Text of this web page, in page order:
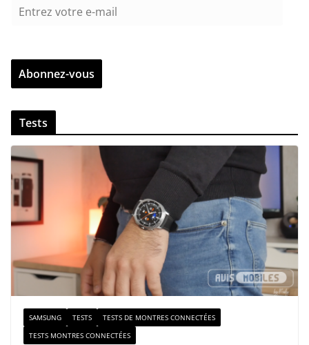
r
z
v
t
r
e
e
m
i
Abonnez-vous
Tests
SAMSUNG TESTS
TESTS DE MONTRES CONNECTÉES
TESTS MONTRES CONNECTÉES